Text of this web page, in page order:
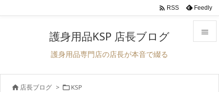


 RSS Feedly
護身用品KSP 店長ブログ
護身用品専門店の店長が本音で綴る
 店長ブログ > KSP